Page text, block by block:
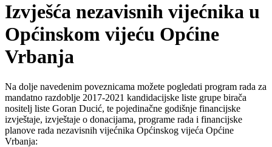
Izvješća nezavisnih vijećnika u
Općinskom vijeću Općine
Vrbanja
Na dolje navedenim poveznicama možete pogledati program rada za
mandatno razdoblje 2017-2021 kandidacijske liste grupe birača
nositelj liste Goran Ducić, te pojedinačne godišnje financijske
izvještaje, izvještaje o donacijama, programe rada i financijske
planove rada nezavisnih vijećnika Općinskog vijeća Općine
Vrbanja: